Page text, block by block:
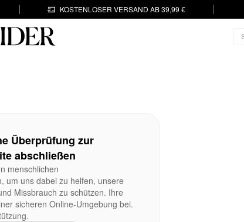
KOSTENLOSER VERSAND AB 39,99 €
Überprüfung zur
abschließen
menschlichen
um uns dabei zu helfen, unsere
Missbrauch zu schützen. Ihre
sicheren Online-Umgebung bei.